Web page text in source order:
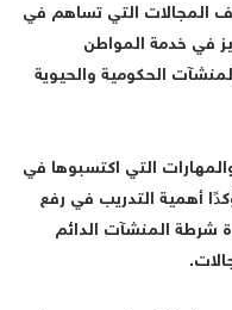
التي تساهم في
خدمة المواطن
الحكومية والحيوية
التي اكتسبوها في
أهمية التدريب في رفع
المنشآت الدائم